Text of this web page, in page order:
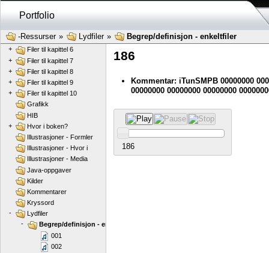
Portfolio
-Ressurser» Lydfiler» Begrep/definisjon - enkeltfiler
186
Kommentar: iTunSMPB 00000000
00000000 00000000 00000000
186
Filer til kapittel 3
+
Filer til kapittel 5
+
Filer til kapittel 6
+
Filer til kapittel 7
+
Filer til kapittel 8
+
Filer til kapittel 9
+
Filer til kapittel 10
Grafikk
HIB
+
Hvor i boken?
Illustrasjoner - Formler
Illustrasjoner - Hvor i
Illustrasjoner - Media
Java-oppgaver
Kilder
Kommentarer
Kryssord
-
Lydfiler
-
Begrep/definisjon - enkeltfiler
001
002